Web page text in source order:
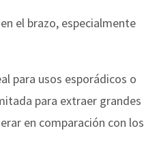
el brazo, especialmente
para usos esporádicos o
para extraer grandes
en comparación con los